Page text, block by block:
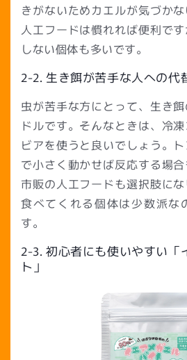
きがないためカエルが気づかな
人工フードは慣れれば便利で
しない個体も多いです。
2-2. 生き餌が苦手な人への代
虫が苦手な方にとって、生き
ドルです。そんなときは、冷
ビアを使うと良いでしょう。
で小さく動かせば反応する場合
市販の人工フードも選択肢に
食べてくれる個体は少数派な
す。
2-3. 初心者にも使いやすい「
ト」